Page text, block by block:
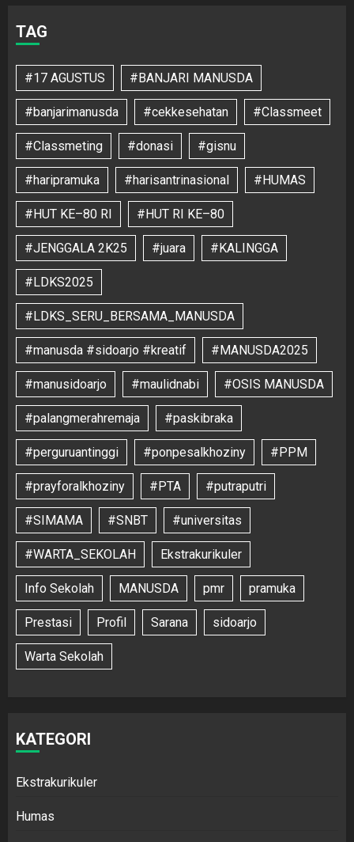
TAG
#17 AGUSTUS #BANJARI MANUSDA
#banjarimanusda #cekkesehatan #Classmeet
#Classmeting #donasi #gisnu
#haripramuka #harisantrinasional #HUMAS
#HUT KE–80 RI #HUT RI KE–80
#JENGGALA 2K25 #juara #KALINGGA
#LDKS2025
#LDKS_SERU_BERSAMA_MANUSDA
#manusda #sidoarjo #kreatif #MANUSDA2025
#manusidoarjo #maulidnabi #OSIS MANUSDA
#palangmerahremaja #paskibraka
#perguruantinggi #ponpesalkhoziny #PPM
#prayforalkhoziny #PTA #putraputri
#SIMAMA #SNBT #universitas
#WARTA_SEKOLAH Ekstrakurikuler
Info Sekolah MANUSDA pmr pramuka
Prestasi Profil Sarana sidoarjo
Warta Sekolah
KATEGORI
Ekstrakurikuler
Humas